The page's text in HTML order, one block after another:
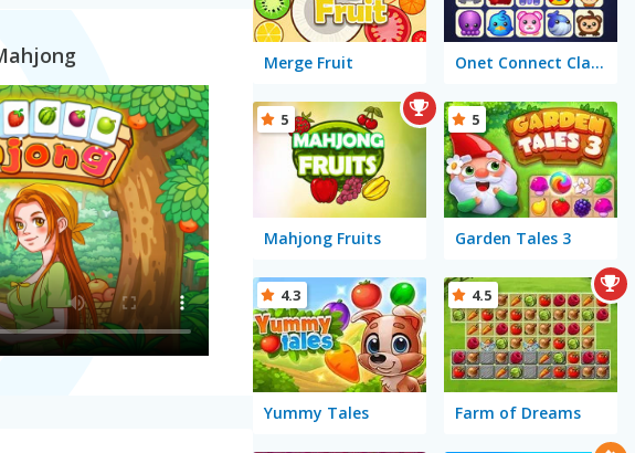
Merge Fruit Onet Connect Classic
Mahjong Fruits
5
Garden Tales 3
5
Yummy Tales
4.3
Farm of Dreams
4.5